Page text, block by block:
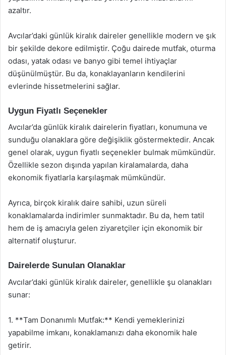
azaltır.
Avcılar’daki günlük kiralık daireler genellikle modern ve şık
bir şekilde dekore edilmiştir. Çoğu dairede mutfak, oturma
odası, yatak odası ve banyo gibi temel ihtiyaçlar
düşünülmüştür. Bu da, konaklayanların kendilerini
evlerinde hissetmelerini sağlar.
Uygun Fiyatlı Seçenekler
Avcılar’da günlük kiralık dairelerin fiyatları, konumuna ve
sunduğu olanaklara göre değişiklik göstermektedir. Ancak
genel olarak, uygun fiyatlı seçenekler bulmak mümkündür.
Özellikle sezon dışında yapılan kiralamalarda, daha
ekonomik fiyatlarla karşılaşmak mümkündür.
Ayrıca, birçok kiralık daire sahibi, uzun süreli
konaklamalarda indirimler sunmaktadır. Bu da, hem tatil
hem de iş amacıyla gelen ziyaretçiler için ekonomik bir
alternatif oluşturur.
Dairelerde Sunulan Olanaklar
Avcılar’daki günlük kiralık daireler, genellikle şu olanakları
sunar:
1. **Tam Donanımlı Mutfak:** Kendi yemeklerinizi
yapabilme imkanı, konaklamanızı daha ekonomik hale
getirir.